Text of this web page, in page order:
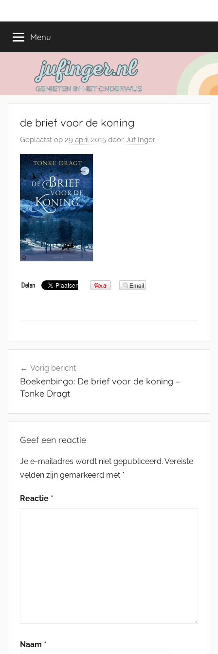
naarjufinger.nl
het
onderwijs
Menu
de brief voor de koning
Geplaatst op 29 april 2015 door Juf Inger
navigatie
Vorig bericht
Boekenbingo: De brief voor de koning –
Tonke Dragt
Geef een reactie
Je e-mailadres wordt niet gepubliceerd. Vereiste
velden zijn gemarkeerd met *
Reactie *
Naam *